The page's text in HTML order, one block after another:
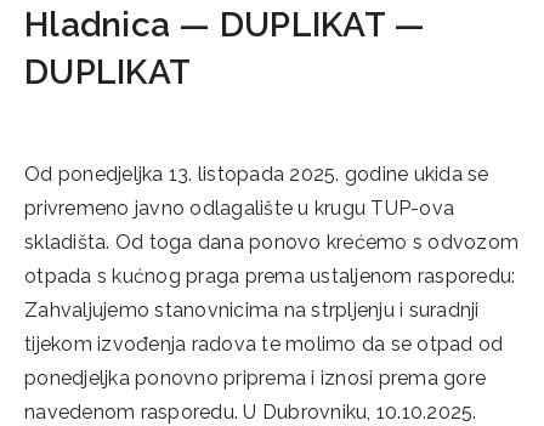
Hladnica — DUPLIKAT —
DUPLIKAT
Od ponedjeljka 13. listopada 2025. godine ukida se
privremeno javno odlagalište u krugu TUP-ova
skladišta. Od toga dana ponovo krećemo s odvozom
otpada s kućnog praga prema ustaljenom rasporedu:
Zahvaljujemo stanovnicima na strpljenju i suradnji
tijekom izvođenja radova te molimo da se otpad od
ponedjeljka ponovno priprema i iznosi prema gore
navedenom rasporedu. U Dubrovniku, 10.10.2025.